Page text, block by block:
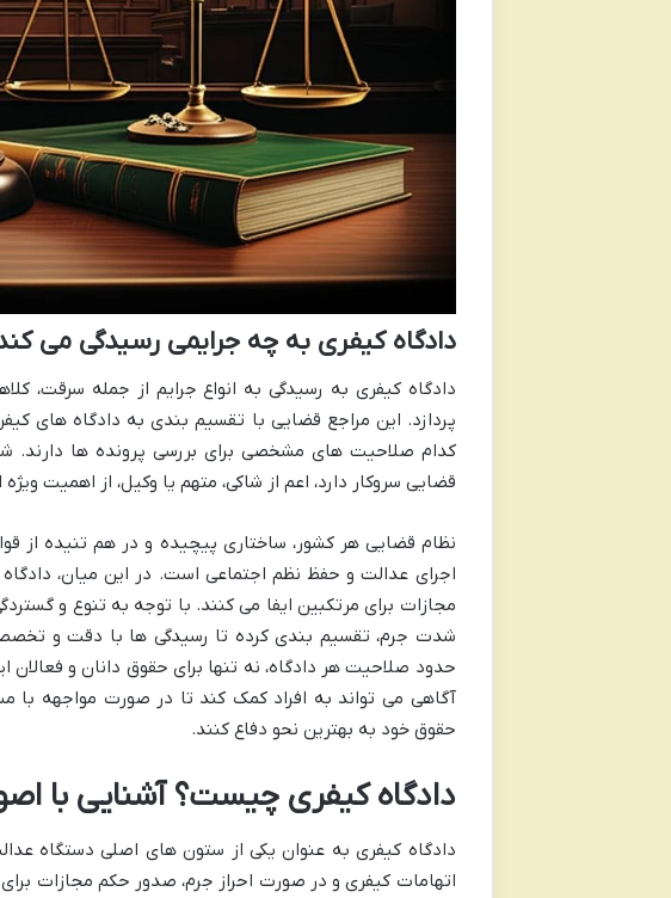
دادگاه کیفری به چه جرایمی رسیدگی می
دادگاه کیفری به رسیدگی به انواع جرایم از جمله سرقت،
پردازد. این مراجع قضایی با تقسیم بندی به دادگاه های
کدام صلاحیت های مشخصی برای بررسی پرونده ها دارند.
قضایی سروکار دارد، اعم از شاکی، متهم یا وکیل، از اهمیت
نظام قضایی هر کشور، ساختاری پیچیده و در هم تنیده از
اجرای عدالت و حفظ نظم اجتماعی است. در این میان،
مجازات برای مرتکبین ایفا می کنند. با توجه به تنوع و
شدت جرم، تقسیم بندی کرده تا رسیدگی ها با دقت و
حدود صلاحیت هر دادگاه، نه تنها برای حقوق دانان و
آگاهی می تواند به افراد کمک کند تا در صورت مواجهه با
حقوق خود به بهترین نحو دفاع کنند.
دادگاه کیفری چیست؟ آشنایی با
دادگاه کیفری به عنوان یکی از ستون های اصلی دستگاه
اتهامات کیفری و در صورت احراز جرم، صدور حکم مجازات